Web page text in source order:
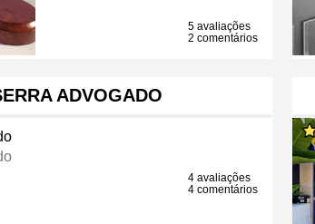
5 avaliações
2 comentários
ADVOGADO
4 avaliações
4 comentários